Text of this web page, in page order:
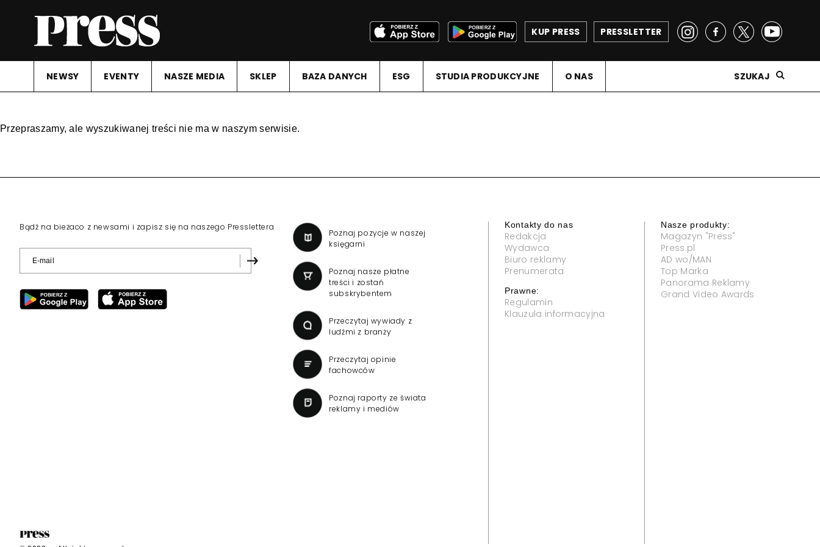
PRESSLETTER
KUP PRESS
NEWSY EVENTY NASZE MEDIA SKLEP BAZA DANYCH ESG STUDIA PRODUKCYJNE O NAS SZUKAJ
Przepraszamy, ale wyszukiwanej treści nie ma w naszym serwisie.
Bądź na bieżaco z newsami i zapisz się na naszego Presslettera
Poznaj pozycje w naszej
księgarni
Poznaj nasze płatne
treści i zostań
subskrybentem
Przeczytaj wywiady z
ludźmi z branży
Przeczytaj opinie
fachowców
Poznaj raporty ze świata
reklamy i mediów
Kontakty do nas
Redakcja
Wydawca
Biuro reklamy
Prenumerata
Prawne:
Regulamin
Klauzula informacyjna
Nasze produkty:
Magazyn "Press"
Press.pl
AD wo/MAN
Top Marka
Panorama Reklamy
Grand Video Awards